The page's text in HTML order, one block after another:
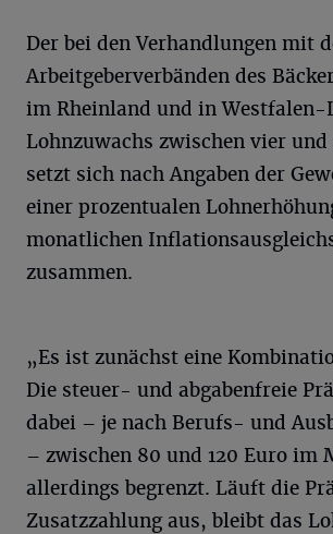
Der bei den Verhandlungen mit
Arbeitgeberverbänden des
im Rheinland und in Westfalen-
Lohnzuwachs zwischen vier und
setzt sich nach Angaben der
einer prozentualen
monatlichen
zusammen.
„Es ist zunächst eine
Die steuer- und abgabenfreie
dabei – je nach Berufs- und
– zwischen 80 und 120 Euro im
allerdings begrenzt. Läuft die
Zusatzzahlung aus, bleibt das